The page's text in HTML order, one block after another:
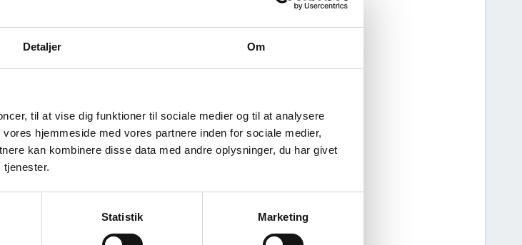
Detaljer Om
til at vise dig funktioner til sociale medier og til at analysere
hjemmeside med vores partnere inden for sociale medier,
kan kombinere disse data med andre oplysninger, du har givet
Statistik Marketing